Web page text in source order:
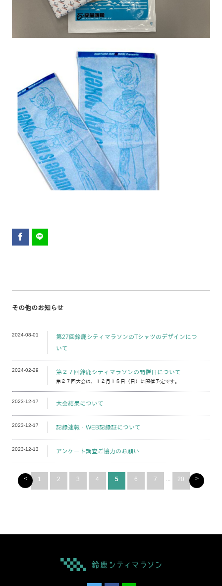
その他のお知らせ
2024-08-01
第27回鈴鹿シティマラソンのTシャツのデザインにつ
いて
2024-02-29 第２７回鈴鹿シティマラソンの開催日について
第２７回大会は、１２月１５日（日）に開催予定です。
2023-12-17 大会結果について
2023-12-17 記録速報・WEB記録証について
2023-12-13 アンケート調査ご協力のお願い
< 1 2 3 4 5 6 7 ... 20 >